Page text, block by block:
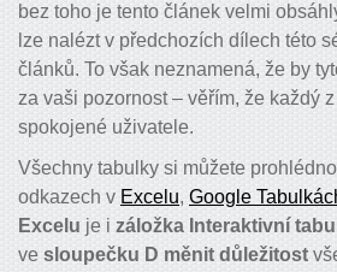
bez toho je tento článek velmi
lze nalézt v předchozích dílech této
článků. To však neznamená, že by
za vaši pozornost – věřím, že každý
spokojené uživatele.
Všechny tabulky si můžete
odkazech v Excelu, Google
Excelu je i záložka Interaktivní
ve sloupečku D měnit důležitost